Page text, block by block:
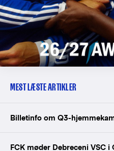
MEST LÆSTE ARTIKLER
Billetinfo om Q3-
FCK møder Debreceni VSC